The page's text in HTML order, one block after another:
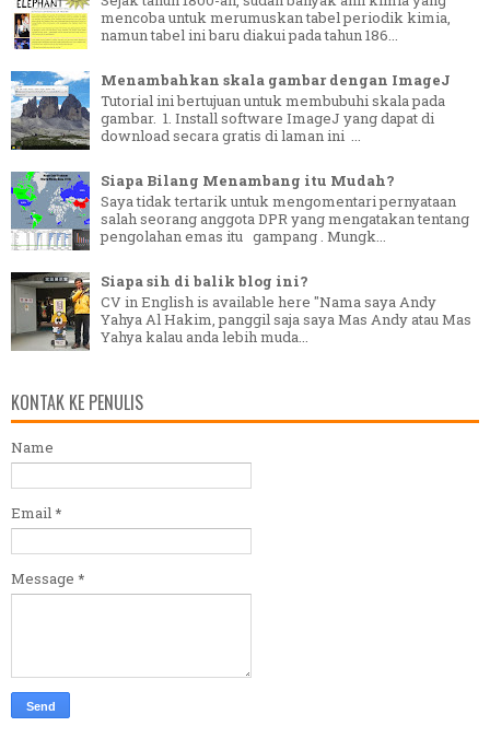
mencoba untuk merumuskan tabel periodik kimia,
namun tabel ini baru diakui pada tahun 186...
Menambahkan skala gambar dengan ImageJ
Tutorial ini bertujuan untuk membubuhi skala pada
gambar. 1. Install software ImageJ yang dapat di
download secara gratis di laman ini ...
Siapa Bilang Menambang itu Mudah?
Saya tidak tertarik untuk mengomentari pernyataan
salah seorang anggota DPR yang mengatakan tentang
pengolahan emas itu gampang . Mungk...
Siapa sih di balik blog ini?
CV in English is available here "Nama saya Andy
Yahya Al Hakim, panggil saja saya Mas Andy atau Mas
Yahya kalau anda lebih muda...
KONTAK KE PENULIS
Name
Email *
Message *